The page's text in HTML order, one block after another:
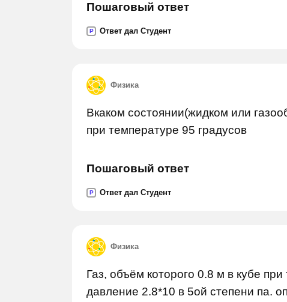
Пошаговый ответ
P Ответ дал Студент
Физика
Вкаком состоянии(жидком или
при температуре 95 градусов
Пошаговый ответ
P Ответ дал Студент
Физика
Газ, объём которого 0.8 м в кубе
давление 2.8*10 в 5ой степени па.